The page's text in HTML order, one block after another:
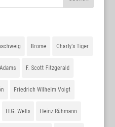
Brome Charly's Tiger
F. Scott Fitzgerald
Friedrich Wilhelm Voigt
H.G. Wells Heinz Rühmann